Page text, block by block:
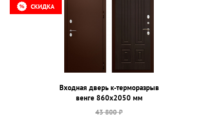
СКИДКА
Входная дверь к-терморазрыв
венге 860х2050 мм
43 800 ₽